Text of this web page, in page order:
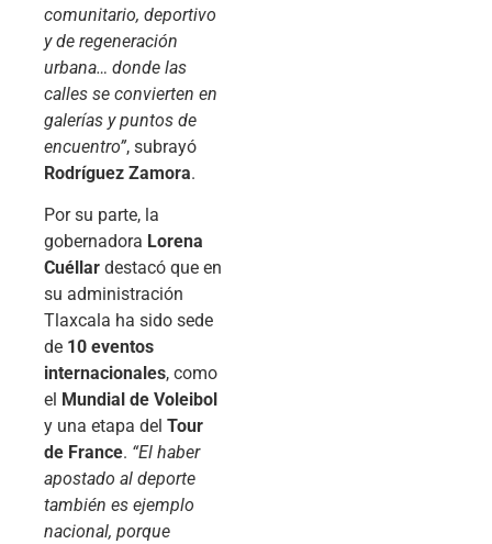
comunitario, deportivo
y de regeneración
urbana… donde las
calles se convierten en
galerías y puntos de
encuentro”, subrayó
Rodríguez Zamora.
Por su parte, la
gobernadora Lorena
Cuéllar destacó que en
su administración
Tlaxcala ha sido sede
de 10 eventos
internacionales, como
el Mundial de Voleibol
y una etapa del Tour
de France. “El haber
apostado al deporte
también es ejemplo
nacional, porque